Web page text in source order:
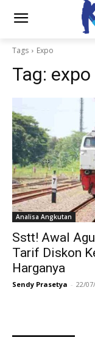
Tags Expo
Tag: expo
Analisa Angkutan
Sstt! Awal
Tarif Diskon
Harganya
Sendy Prasetya - 22/